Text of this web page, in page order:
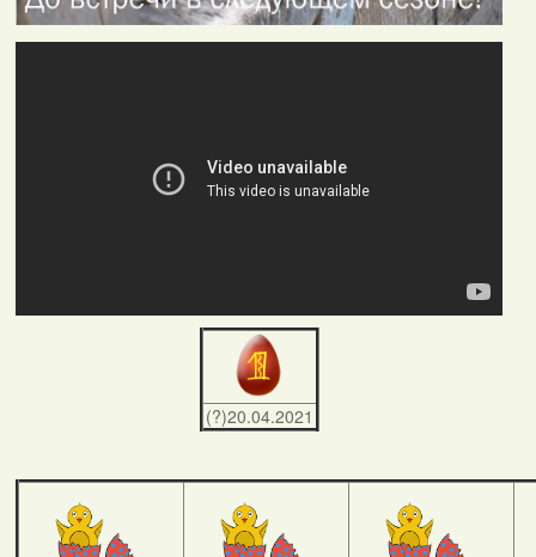
(?)20.04.2021